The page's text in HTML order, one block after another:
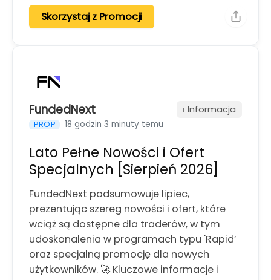
Skorzystaj z Promocji
FundedNext
PROP 18 godzin 3 minuty temu
ℹ️ Informacja
Lato Pełne Nowości i Ofert
Specjalnych [Sierpień 2026]
FundedNext podsumowuje lipiec,
prezentując szereg nowości i ofert, które
wciąż są dostępne dla traderów, w tym
udoskonalenia w programach typu 'Rapid’
oraz specjalną promocję dla nowych
użytkowników. 🚀 Kluczowe informacje i